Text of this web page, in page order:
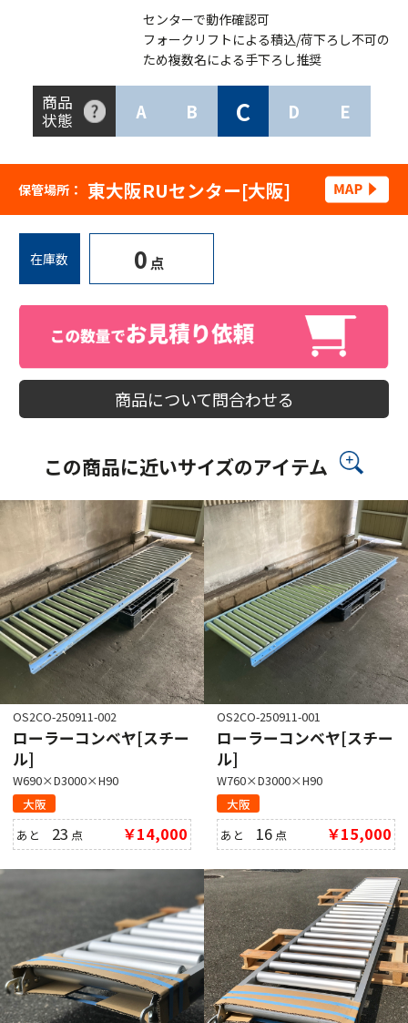
センターで動作確認可
フォークリフトによる積込/荷下ろし不可の
ため複数名による手下ろし推奨
商品
状態
A B C D E
保管場所： 東大阪RUセンター[大阪]
在庫数 0 点
商品について問合わせる
この商品に近いサイズのアイテム
OS2CO-250911-002
ローラーコンベヤ[スチー
ル]
W690×D3000×H90
大阪
あと 23 点 ￥14,000
OS2CO-250911-001
ローラーコンベヤ[スチー
ル]
W760×D3000×H90
大阪
あと 16 点 ￥15,000